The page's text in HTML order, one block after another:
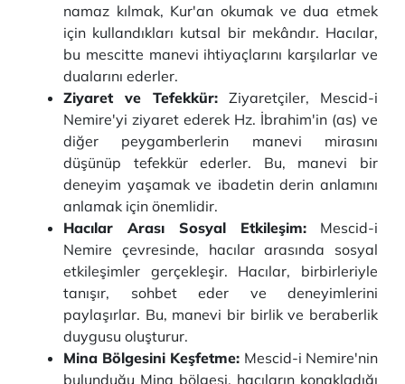
namaz kılmak, Kur'an okumak ve dua etmek
için kullandıkları kutsal bir mekândır. Hacılar,
bu mescitte manevi ihtiyaçlarını karşılarlar ve
dualarını ederler.
Ziyaret ve Tefekkür: Ziyaretçiler, Mescid-i
Nemire'yi ziyaret ederek Hz. İbrahim'in (as) ve
diğer peygamberlerin manevi mirasını
düşünüp tefekkür ederler. Bu, manevi bir
deneyim yaşamak ve ibadetin derin anlamını
anlamak için önemlidir.
Hacılar Arası Sosyal Etkileşim: Mescid-i
Nemire çevresinde, hacılar arasında sosyal
etkileşimler gerçekleşir. Hacılar, birbirleriyle
tanışır, sohbet eder ve deneyimlerini
paylaşırlar. Bu, manevi bir birlik ve beraberlik
duygusu oluşturur.
Mina Bölgesini Keşfetme: Mescid-i Nemire'nin
bulunduğu Mina bölgesi, hacıların konakladığı